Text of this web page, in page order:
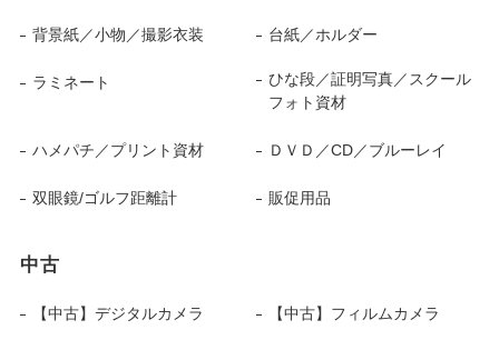
背景紙／小物／撮影衣装 台紙／ホルダー
ラミネート
ひな段／証明写真／スクール
フォト資材
ハメパチ／プリント資材 ＤＶＤ／CD／ブルーレイ
双眼鏡/ゴルフ距離計 販促用品
中古
【中古】デジタルカメラ 【中古】フィルムカメラ